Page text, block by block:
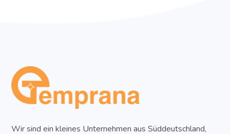
Wir sind ein kleines Unternehmen aus Süddeutschland,